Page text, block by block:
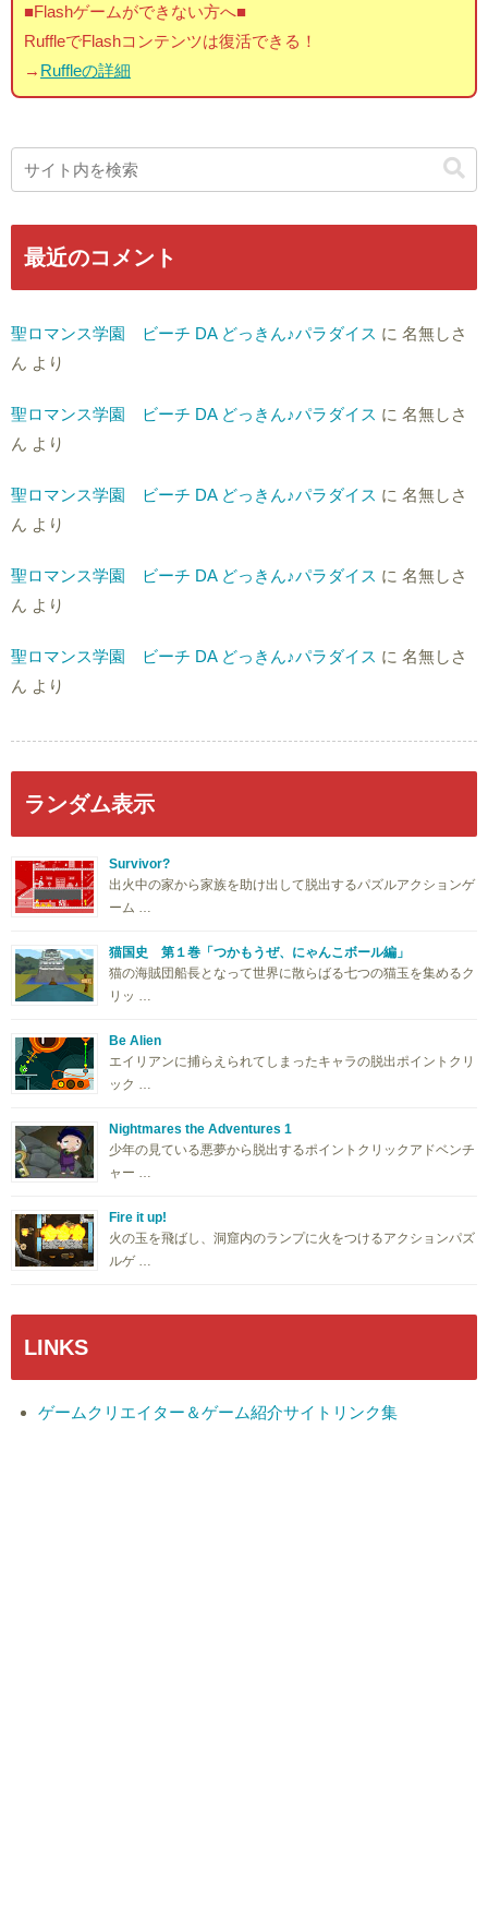
■Flashゲームができない方へ■
RuffleでFlashコンテンツは復活できる！
→ Ruffleの詳細
最近のコメント
聖ロマンス学園 ビーチ DA どっきん♪パラダイス に 名無しさ
ん より
聖ロマンス学園 ビーチ DA どっきん♪パラダイス に 名無しさ
ん より
聖ロマンス学園 ビーチ DA どっきん♪パラダイス に 名無しさ
ん より
聖ロマンス学園 ビーチ DA どっきん♪パラダイス に 名無しさ
ん より
聖ロマンス学園 ビーチ DA どっきん♪パラダイス に 名無しさ
ん より
ランダム表示
Survivor?
出火中の家から家族を助け出して脱出するパズルアクションゲ
ーム …
猫国史 第１巻「つかもうぜ、にゃんこボール編」
猫の海賊団船長となって世界に散らばる七つの猫玉を集めるク
リッ …
Be Alien
エイリアンに捕らえられてしまったキャラの脱出ポイントクリ
ック …
Nightmares the Adventures 1
少年の見ている悪夢から脱出するポイントクリックアドベンチ
ャー …
Fire it up!
火の玉を飛ばし、洞窟内のランプに火をつけるアクションパズ
ルゲ …
LINKS
ゲームクリエイター＆ゲーム紹介サイトリンク集